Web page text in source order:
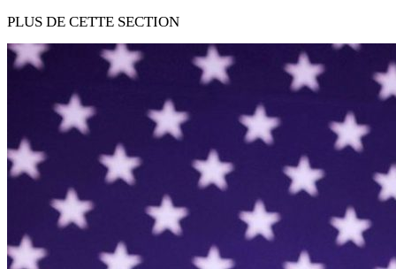
PLUS DE CETTE SECTION